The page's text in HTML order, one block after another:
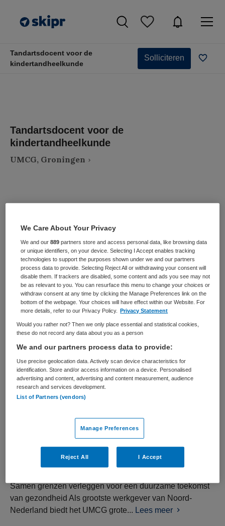
Tandartsdocent voor de
kindertandheelkunde
Solliciteren
Tandartsdocent voor de
kindertandheelkunde
UMCG, Groningen
Tandarts
BRANCHE
Onbekend
AANSTELLING
Niet nader bepaald
PLAATSINGSDATUM
6 oktober 2025
NIVEAU
Overig
ERVARING
Niet nader bepaald
DIENSTVERBAND
Niet nader bepaald
Vacature niet beschikbaar
Deze vacature Tandartsdocent voor de
kindertandheelkunde bij UMCG is niet meer actueel.
Hieronder staan enkele vergelijkbare vacatures die voor
Samen grenzen verleggen voor een duurzame toekomst
van gezondheid Als grootste werkgever van Noord-
Nederland biedt het UMCG grote... Lees meer
We Care About Your Privacy
We and our889 partners store and access personal data, like browsing data
or unique identifiers, on your device. Selecting I Accept enables tracking
technologies to support the purposes shown under we and our partners
process data to provide. Selecting Reject All or withdrawing your consent will
disable them. If trackers are disabled, some content and ads you see may not
be as relevant to you. You can resurface this menu to change your choices or
withdraw consent at any time by clicking the Manage Preferences link on the
bottom of the webpage. Your choices will have effect within our Website. For
more details, refer to our Privacy Policy.
Privacy Statement
Would you rather not? Then we only place essential and statistical cookies,
these do not record any data about you as a person
We and our partners process data to provide:
Use precise geolocation data. Actively scan device characteristics for
identification. Store and/or access information on a device. Personalised
advertising and content, advertising and content measurement, audience
research and services development.
List of Partners (vendors)
Manage Preferences
Reject All I Accept